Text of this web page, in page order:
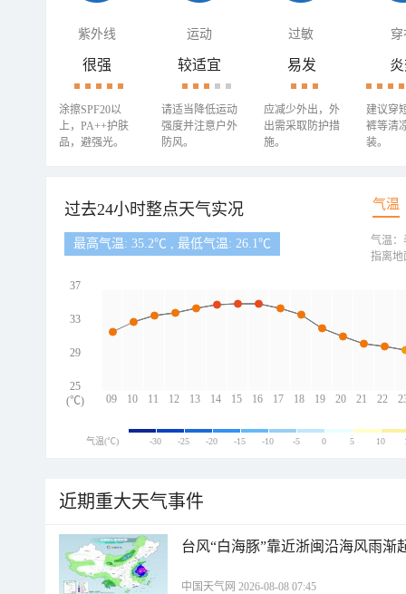
紫外线 运动 过敏 穿
很强
涂擦SPF20以
上，PA++护肤
品，避强光。
较适宜
请适当降低运动
强度并注意户外
防风。
易发
应减少外出，外
出需采取防护措
施。
建议穿
裤等清
装。
过去24小时整点天气实况 气温
最高气温: 35.2℃ , 最低气温: 26.1℃
09 10 11 12 13 14 15 16 17 18 19 20 21 22
37
33
29
25
(℃)
气温：
指离地
气温(℃) -30 -25 -20 -15 -10 -5 0 5 10
近期重大天气事件
台风“白海豚”靠近浙闽沿海风雨渐
中国天气网 2026-08-08 07:45